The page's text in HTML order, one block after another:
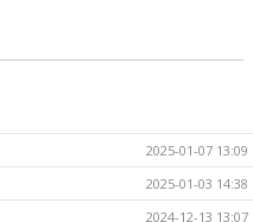
2025-01-07 13:09
2025-01-03 14:38
2024-12-13 13:07